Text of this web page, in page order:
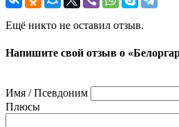
Ещё никто не оставил отзыв.
Напишите свой отзыв о
Имя / Псевдоним
Плюсы